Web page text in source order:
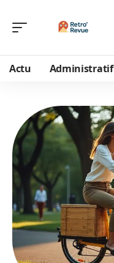
Actu Administratif